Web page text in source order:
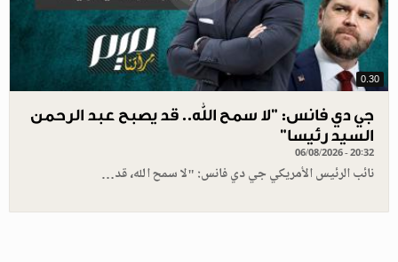
0.30
جي دي فانس: ”لا سمح الله.. قد يصبح عبد الرحمن
السيد رئيسا”
06/08/2026 - 20:32
نائب الرئيس الأمريكي جي دي فانس: "لا سمح الله، قد…